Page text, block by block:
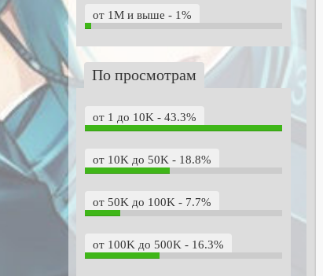
от 1M и выше - 1%
По просмотрам
от 1 до 10K - 43.3%
от 10K до 50K - 18.8%
от 50K до 100K - 7.7%
от 100K до 500K - 16.3%